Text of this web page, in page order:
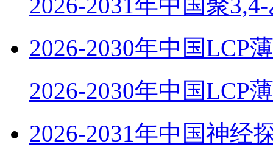
2026-2030年中国LCP
2026-2030年中国LCP
2026-2031年中国神经